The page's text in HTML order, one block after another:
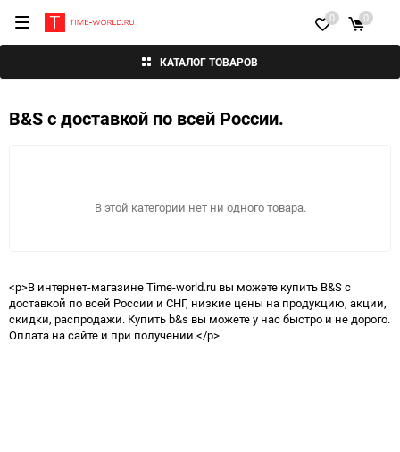
КАТАЛОГ ТОВАРОВ
0 0
B&S с доставкой по всей России.
В этой категории нет ни одного товара.
<p>В интернет-магазине Time-world.ru вы можете купить B&S с
доставкой по всей России и СНГ, низкие цены на продукцию, акции,
скидки, распродажи. Купить b&s вы можете у нас быстро и не дорого.
Оплата на сайте и при получении.</p>